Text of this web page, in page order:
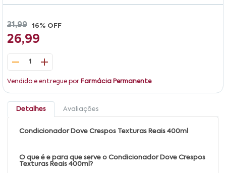
31,99 16% OFF
26,99
1
Vendido e entregue por Farmácia Permanente
Detalhes Avaliações
Condicionador Dove Crespos Texturas Reais 400ml
O que é e para que serve o Condicionador Dove Crespos
Texturas Reais 400ml?